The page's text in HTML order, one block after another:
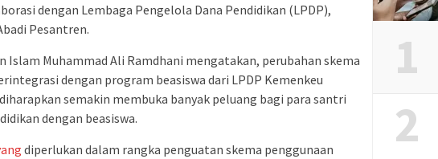
dengan Lembaga Pengelola Dana Pendidikan (LPDP),
Pesantren.
Islam Muhammad Ali Ramdhani mengatakan, perubahan skema
dengan program beasiswa dari LPDP Kemenkeu
semakin membuka banyak peluang bagi para santri
dengan beasiswa.
diperlukan dalam rangka penguatan skema penggunaan
1
2